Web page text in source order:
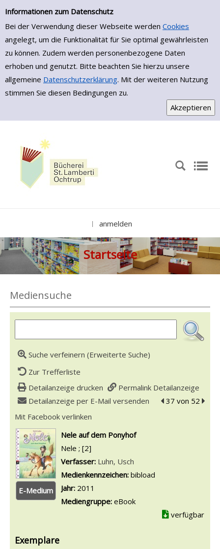
Informationen zum Datenschutz
Bei der Verwendung dieser Webseite werden Cookies
angelegt, um die Funktionalität für Sie optimal gewährleisten
zu können. Zudem werden personenbezogene Daten
erhoben und genutzt. Bitte beachten Sie hierzu unsere
allgemeine Datenschutzerklärung. Mit der weiteren Nutzung
stimmen Sie diesen Bedingungen zu.
Zur Detailanzeige springen
anmelden
Startseite
Mediensuche
Suche verfeinern (Erweiterte Suche)
Zur Trefferliste
Detailanzeige drucken
Permalink Detailanzeige
Detailanzeige per E-Mail versenden
zum vorherigen
37 von 52 zum
Mit Facebook verlinken
wird in neuem Tab geöffnet
E-Medium
Nele auf dem Ponyhof
Nele ; [2]
Verfasser: Suche nach diesem Verfasser
Luhn, Usch
Medienkennzeichen: bibload
Jahr: 2011
Mediengruppe: eBook
verfügbar
Exemplare